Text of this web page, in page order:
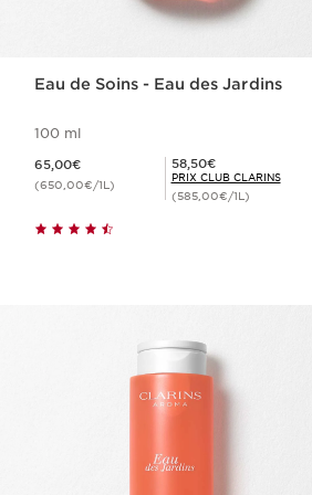
Eau de Soins - Eau des Jardins
100 ml
65,00€
(650,00€/1L)
Prix Club Clarins 58,50€
58,50€
PRIX CLUB CLARINS
(585,00€/1L)